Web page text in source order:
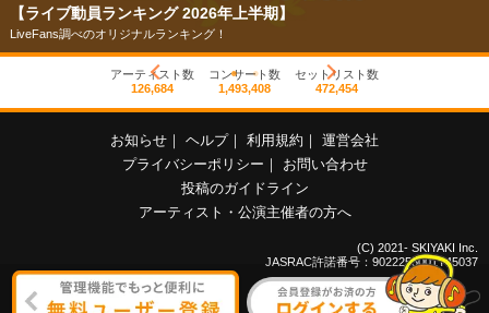
【ライブ動員ランキング 2026年上半期】
LiveFans調べのオリジナルランキング！
アーティスト数
126,684
コンサート数
1,493,408
セットリスト数
472,454
お知らせ ｜ ヘルプ｜ 利用規約 ｜ 運営会社
プライバシーポリシー ｜
お問い合わせ
投稿のガイドライン
アーティスト・公演主催者の方へ
(C) 2021- SKIYAKI Inc.
JASRAC許諾番号：9022255001Y45037